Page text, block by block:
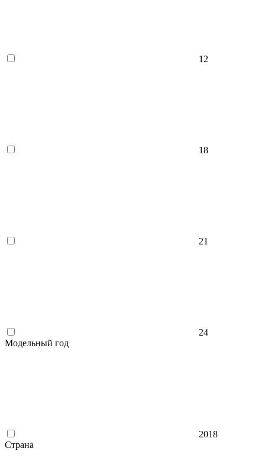
12
18
21
24
Модельный год
2018
Страна